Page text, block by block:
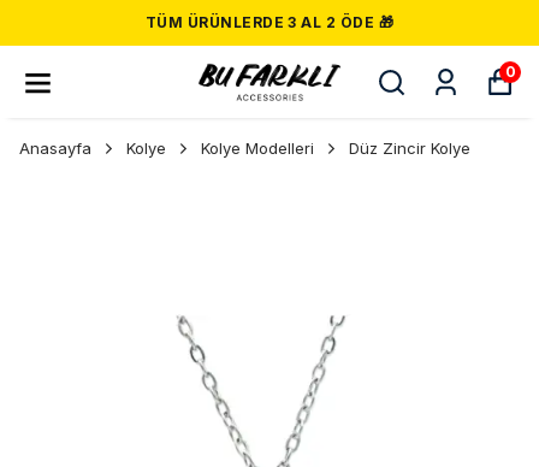
TÜM ÜRÜNLERDE 3 AL 2 ÖDE 🎁
0
Anasayfa Kolye Kolye Modelleri Düz Zincir Kolye